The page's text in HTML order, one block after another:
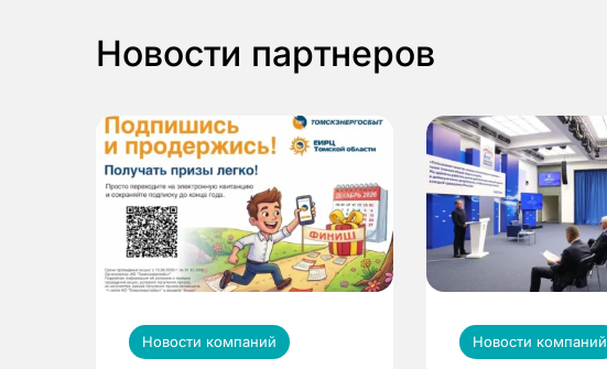
Новости партнеров
Новости компаний Новости компаний